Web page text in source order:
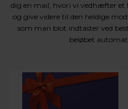
dig en mail, hvori vi vedhæfter et
og give videre til den heldige
som man blot indtaster ved
beløbet